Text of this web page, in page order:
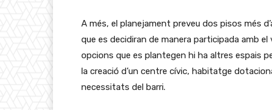
A més, el planejament preveu dos pisos més
que es decidiran de manera participada amb
opcions que es plantegen hi ha altres espais
la creació d’un centre cívic, habitatge
necessitats del barri.